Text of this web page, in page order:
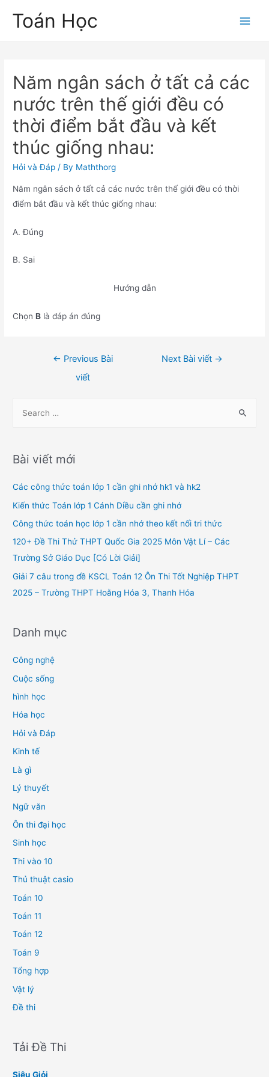
Toán Học
Năm ngân sách ở tất cả các
nước trên thế giới đều có
thời điểm bắt đầu và kết
thúc giống nhau:
Hỏi và Đáp / By Maththorg
Năm ngân sách ở tất cả các nước trên thế giới đều có thời
điểm bắt đầu và kết thúc giống nhau:
A. Đúng
B. Sai
Hướng dẫn
ChọnB là đáp án đúng
← Previous Bài
viết
Next Bài viết →
r
h
f
o
Bài viết mới
Các công thức toán lớp 1 cần ghi nhớ hk1 và hk2
Kiến thức Toán lớp 1 Cánh Diều cần ghi nhớ
Công thức toán học lớp 1 cần nhớ theo kết nối tri thức
120+ Đề Thi Thử THPT Quốc Gia 2025 Môn Vật Lí – Các
Trường Sở Giáo Dục [Có Lời Giải]
Giải 7 câu trong đề KSCL Toán 12 Ôn Thi Tốt Nghiệp THPT
2025 – Trường THPT Hoằng Hóa 3, Thanh Hóa
Danh mục
Công nghệ
Cuộc sống
hình học
Hóa học
Hỏi và Đáp
Kinh tế
Là gì
Lý thuyết
Ngữ văn
Ôn thi đại học
Sinh học
Thi vào 10
Thủ thuật casio
Toán 10
Toán 11
Toán 12
Toán 9
Tổng hợp
Vật lý
Đề thi
Tải Đề Thi
Siêu Giỏi